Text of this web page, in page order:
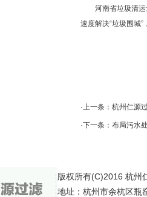
河南省垃圾清运量
速度解决“垃圾围城”
·上一条： 杭州仁源
·下一条： 布局污水
版权所有(C)2016 杭州
地址：杭州市余杭区瓶